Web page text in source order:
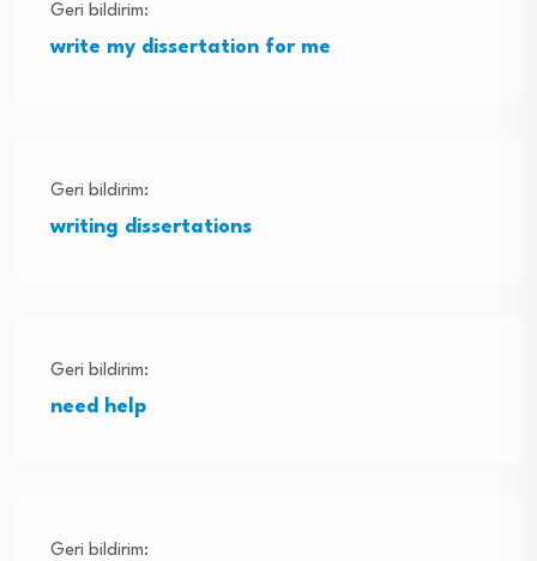
Geri bildirim:
write my dissertation for me
Geri bildirim:
writing dissertations
Geri bildirim:
need help
Geri bildirim: